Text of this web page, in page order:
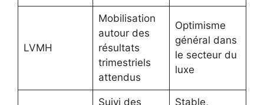
LVMH
Mobilisation
autour des
résultats
trimestriels
attendus
Optimisme
général dans
le secteur du
luxe
Suivi des
Stable,